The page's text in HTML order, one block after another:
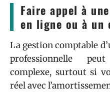
Faire appel à
en ligne ou à un
La gestion comptable
professionnelle
complexe, surtout si
réel avec